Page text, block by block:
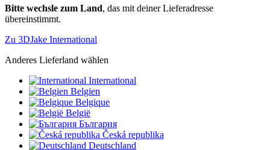
Bitte wechsle zum Land, das mit deiner Lieferadresse
übereinstimmt.
Zu 3DJake International
Anderes Lieferland wählen
International
Belgien
Belgique
België
България
Česká republika
Deutschland